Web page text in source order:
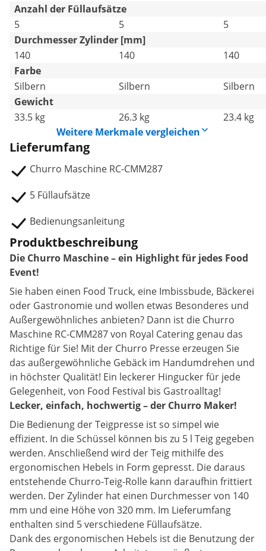
Anzahl der Füllaufsätze
5
5
5
Durchmesser Zylinder [mm]
140
140
140
Farbe
Silbern
Silbern
Silbern
Gewicht
33.5 kg
26.3 kg
23.4 kg
Weitere Merkmale vergleichen
Lieferumfang
Churro Maschine RC-CMM287
5 Füllaufsätze
Bedienungsanleitung
Produktbeschreibung
Die Churro Maschine – ein Highlight für jedes Food
Event!
Sie haben einen Food Truck, eine Imbissbude, Bäckerei
oder Gastronomie und wollen etwas Besonderes und
Außergewöhnliches anbieten? Dann ist die Churro
Maschine RC-CMM287 von Royal Catering genau das
Richtige für Sie! Mit der Churro Presse erzeugen Sie
das außergewöhnliche Gebäck im Handumdrehen und
in höchster Qualität! Ein leckerer Hingucker für jede
Gelegenheit, von Food Festival bis Gastroalltag!
Lecker, einfach, hochwertig – der Churro Maker!
Die Bedienung der Teigpresse ist so simpel wie
effizient. In die Schüssel können bis zu 5 l Teig gegeben
werden. Anschließend wird der Teig mithilfe des
ergonomischen Hebels in Form gepresst. Die daraus
entstehende Churro-Teig-Rolle kann daraufhin frittiert
werden. Der Zylinder hat einen Durchmesser von 140
mm und eine Höhe von 320 mm. Im Lieferumfang
enthalten sind 5 verschiedene Füllaufsätze.
Dank des ergonomischen Hebels ist die Benutzung der